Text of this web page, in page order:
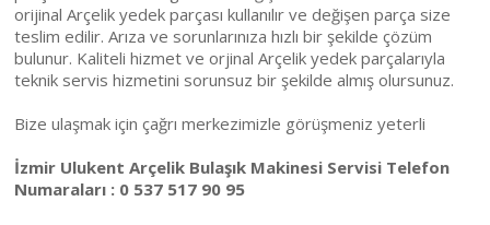
orijinal Arçelik yedek parçası kullanılır ve değişen parça size
teslim edilir. Arıza ve sorunlarınıza hızlı bir şekilde çözüm
bulunur. Kaliteli hizmet ve orjinal Arçelik yedek parçalarıyla
teknik servis hizmetini sorunsuz bir şekilde almış olursunuz.
Bize ulaşmak için çağrı merkezimizle görüşmeniz yeterli
İzmir Ulukent Arçelik Bulaşık Makinesi Servisi Telefon
Numaraları : 0 537 517 90 95